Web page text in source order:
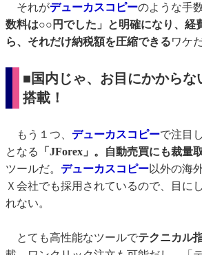
それがデューカスコピーのような手
数料は○○円でした」と明確になり、経
ら、それだけ納税額を圧縮できるワケだ
■国内じゃ、お目にかからな
搭載！
もう１つ、 デューカスコピーで注目
となる
「JForex」。自動売買にも裁量
ツールだ。 デューカスコピー以外の海
Ｘ会社でも採用されているので、目に
れない。
とても高性能なツールでテクニカル